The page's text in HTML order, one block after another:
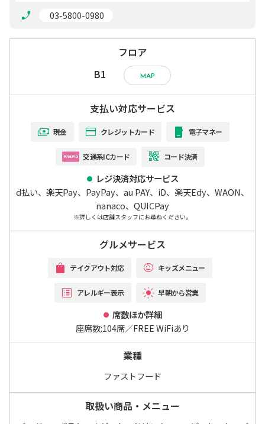
03-5800-0980
フロア
B1 MAP
支払い対応サービス
現金 クレジットカード 電子マネー
交通系ICカード コード決済
レジ決済対応サービス
d払い、楽天Pay、PayPay、au PAY、iD、楽天Edy、WAON、
nanaco、QUICPay
※詳しくは店舗スタッフにお尋ねください。
グルメサービス
テイクアウト対応 キッズメニュー
アレルギー表示 早朝から営業
席数ほか詳細
座席数:104席／FREE WiFiあり
業種
ファストフード
取扱い商品・メニュー